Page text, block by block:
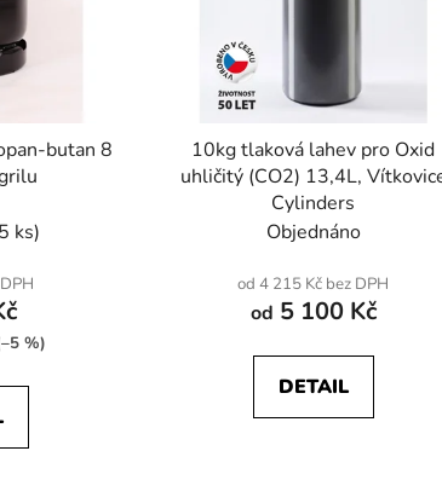
butan 8
ks)
%)
10kg tlaková lahev pro Oxid
uhličitý (CO2) 13,4L,
Cylinders
Objednáno
od 4 215 Kč bez DPH
od 5 100 Kč
DETAIL